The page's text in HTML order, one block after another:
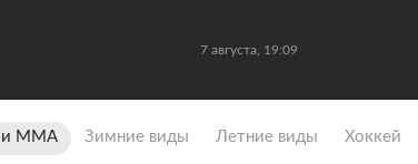
7 августа, 19:09
и ММА Зимние виды Летние виды Хоккей